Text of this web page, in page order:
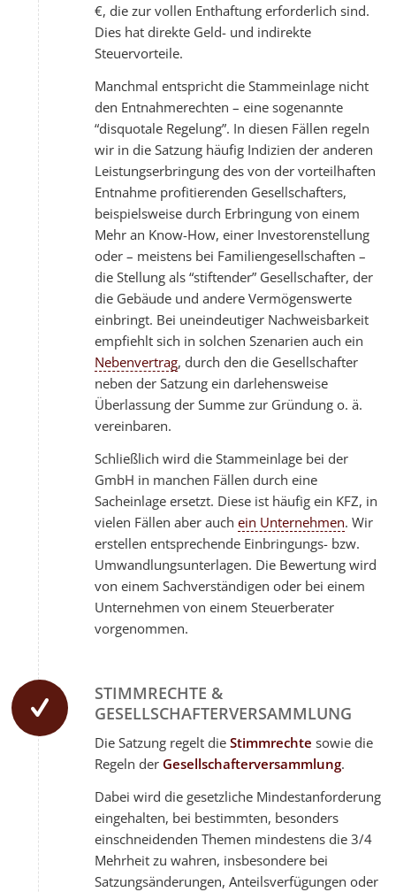
€, die zur vollen Enthaftung erforderlich sind.
Dies hat direkte Geld- und indirekte
Steuervorteile.
Manchmal entspricht die Stammeinlage nicht
den Entnahmerechten – eine sogenannte
“disquotale Regelung”. In diesen Fällen regeln
wir in die Satzung häufig Indizien der anderen
Leistungserbringung des von der vorteilhaften
Entnahme profitierenden Gesellschafters,
beispielsweise durch Erbringung von einem
Mehr an Know-How, einer Investorenstellung
oder – meistens bei Familiengesellschaften –
die Stellung als “stiftender” Gesellschafter, der
die Gebäude und andere Vermögenswerte
einbringt. Bei uneindeutiger Nachweisbarkeit
empfiehlt sich in solchen Szenarien auch ein
Nebenvertrag, durch den die Gesellschafter
neben der Satzung ein darlehensweise
Überlassung der Summe zur Gründung o. ä.
vereinbaren.
Schließlich wird die Stammeinlage bei der
GmbH in manchen Fällen durch eine
Sacheinlage ersetzt. Diese ist häufig ein KFZ, in
vielen Fällen aber auchein Unternehmen. Wir
erstellen entsprechende Einbringungs- bzw.
Umwandlungsunterlagen. Die Bewertung wird
von einem Sachverständigen oder bei einem
Unternehmen von einem Steuerberater
vorgenommen.
STIMMRECHTE &
GESELLSCHAFTERVERSAMMLUNG
Die Satzung regelt dieStimmrechtesowie die
Regeln der Gesellschafterversammlung.
Dabei wird die gesetzliche Mindestanforderung
eingehalten, bei bestimmten, besonders
einschneidenden Themen mindestens die 3/4
Mehrheit zu wahren, insbesondere bei
Satzungsänderungen, Anteilsverfügungen oder